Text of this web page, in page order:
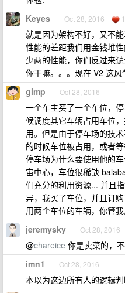
Keyes Oct 28, 2016 1
就是因为架构不好，又不
性能的差距我们用金钱堆
少两的性能，你们反过来
你干嘛。。。现在 V2 这风
gimp Oct 28, 2016
一个车主买了一个车位，
候调度其它车辆占用车位
用。但是由于停车场的技
的时候车位被占用，或者
停车场为什么要使用他的
宙中心，车位很稀缺
们充分的利用资源... 并且
异，我买了车位，并且订
用两个车位的车辆，你管我
jeremysky Oct 28, 2016
@chareice 你是卖菜的，
imn1 Oct 28, 2016
本以为这边所有人的逻辑